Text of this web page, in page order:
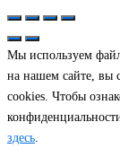
Мы используем
на нашем сайте, вы
cookies. Чтобы
здесь